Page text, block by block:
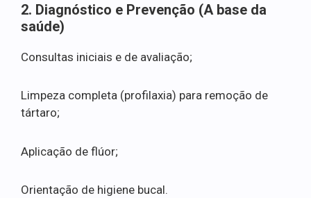
2. Diagnóstico e Prevenção (A base da
saúde)
Consultas iniciais e de avaliação;
Limpeza completa (profilaxia) para remoção de
tártaro;
Aplicação de flúor;
Orientação de higiene bucal.